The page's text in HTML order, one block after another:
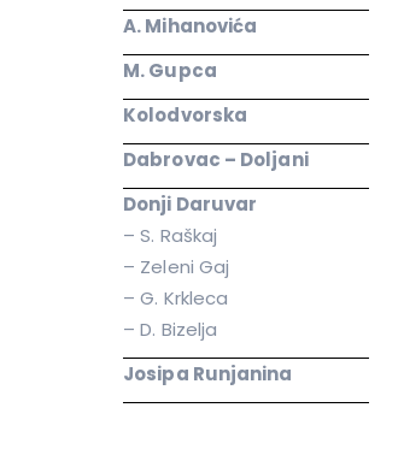
A. Mihanovića
M. Gupca
Kolodvorska
Dabrovac – Doljani
Donji Daruvar
– S. Raškaj
– Zeleni Gaj
– G. Krkleca
– D. Bizelja
Josipa Runjanina